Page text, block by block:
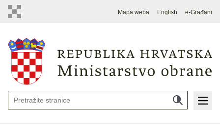
Mapa weba English e-Građani